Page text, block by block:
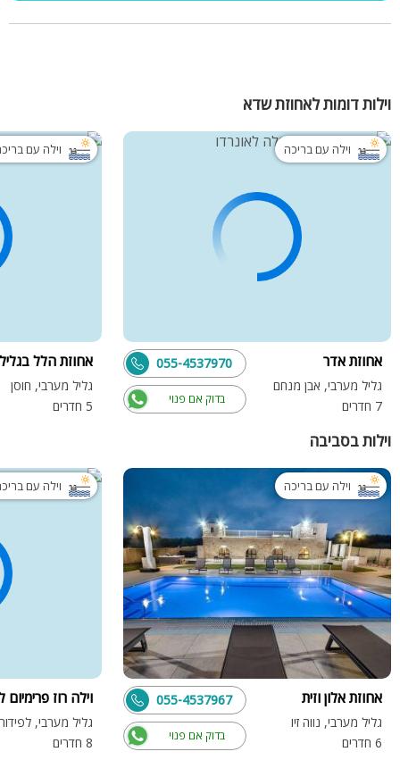
וילות דומות לאחוזת שדא
וילה עם בריכה
אחוזת אדר
גליל מערבי, אבן מנחם
7 חדרים
בדוק אם פנוי
055-4537970
וילה עם
אחוזת הלל בגליל
גליל מערבי, חוסן
5 חדרים
וילות בסביבה
וילה עם בריכה
אחוזת אלון וזית
גליל מערבי, נווה זיו
6 חדרים
בדוק אם פנוי
055-4537967
וילה עם
וילה רוז פרימיום
גליל מערבי,
8 חדרים